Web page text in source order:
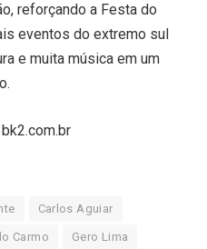
reforçando a Festa do
eventos do extremo sul
e muita música em um
Carlos Aguiar
Carmo Gero Lima